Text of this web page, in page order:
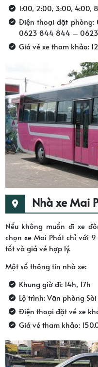
1:00, 2:00, 3:00, 4:00,
Điện thoại đặt
0623 844 844 –
Giá vé xe tham khảo:
Nhà xe Mai
Nếu không muốn đi xe
chọn xe Mai Phát chỉ với
tốt và giá vé hợp lý.
Một số thông tin nhà xe:
Khung giờ đi: 14h, 17h
Lộ trình: Văn phòng
Điện thoại đặt vé xe
Giá vé tham khảo: